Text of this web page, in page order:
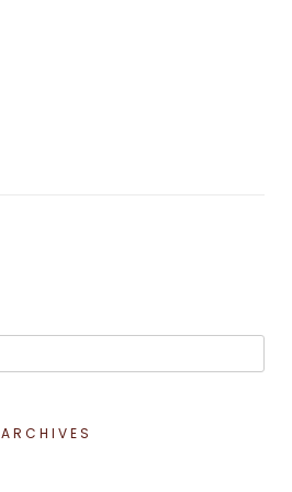
ARCHIVES